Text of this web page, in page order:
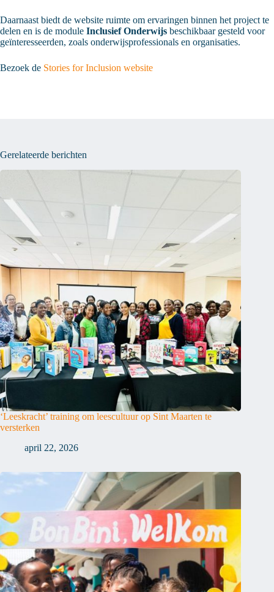
Daarnaast biedt de website ruimte om ervaringen binnen het project te
delen en is de module Inclusief Onderwijs beschikbaar gesteld voor
geïnteresseerden, zoals onderwijsprofessionals en organisaties.
Bezoek de Stories for Inclusion website
Gerelateerde berichten
‘Leeskracht’ training om leescultuur op Sint Maarten te
versterken
april 22, 2026